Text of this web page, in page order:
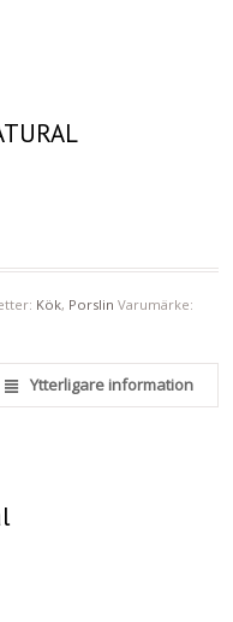
Kök, Porslin Varumärke:
Ytterligare information